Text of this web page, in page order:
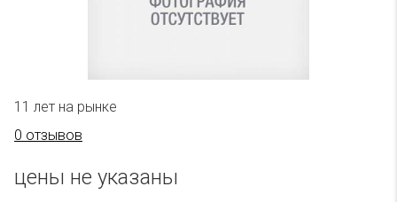
11 лет на рынке
0 отзывов
цены не указаны